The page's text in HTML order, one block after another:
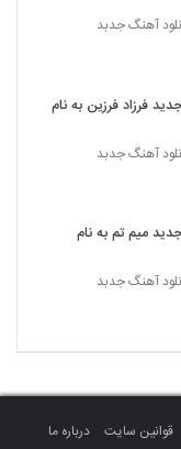
مرصاد ماهد با نام
بهمنی(پاپ)
کاظمی چشمات
خیس بارون
آهنگ جدبد
فرزاد فرزین به نام
آهنگ جدبد
میم تم به نام
آهنگ جدبد
قوانین سایت
درباره ما